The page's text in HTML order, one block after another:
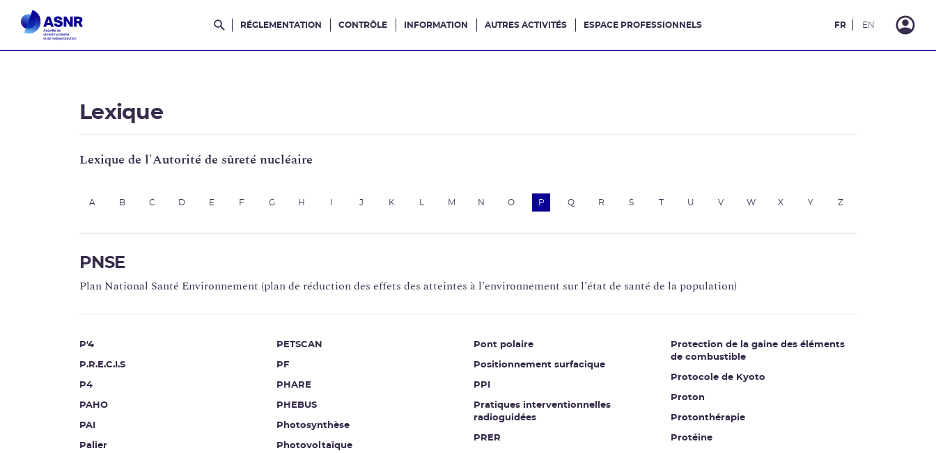
Rechercher dans le site
RÉGLEMENTATION CONTRÔLE INFORMATION AUTRES ACTIVITÉS ESPACE PROFESSIONNELS FR EN
Lexique
Lexique de l'Autorité de sûreté nucléaire
A B C D E F G H J K M N O P Q R S T U V W X Y Z
PNSE
Plan National Santé Environnement (plan de réduction des effets des atteintes à l'environnement sur l'état de santé de la population)
P'4
P.R.E.C.I.S
P4
PAHO
PAI
Palier
PETSCAN
PF
PHARE
PHEBUS
Photosynthèse
Photovoltaïque
Pont polaire
Positionnement surfacique
PPI
Pratiques interventionnelles
radioguidées
PRER
Protection de la gaine des éléments
de combustible
Protocole de Kyoto
Proton
Protonthérapie
Protéine